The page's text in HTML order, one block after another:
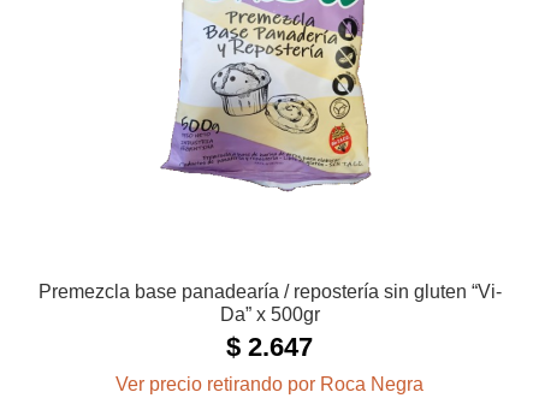
Premezcla base panadearía / repostería sin gluten “Vi-
Da” x 500gr
$ 2.647
Ver precio retirando por Roca Negra